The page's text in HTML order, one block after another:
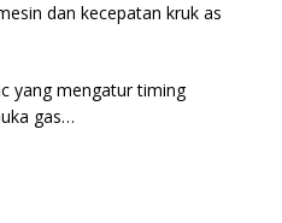
dan kecepatan kruk as
yang mengatur timing
gas…